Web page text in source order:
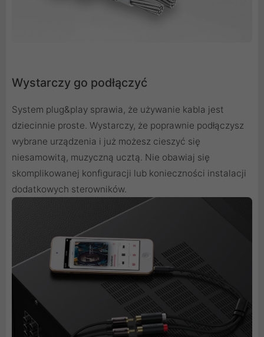
Wystarczy go podłączyć
System plug&play sprawia, że używanie kabla jest
dziecinnie proste. Wystarczy, że poprawnie podłączysz
wybrane urządzenia i już możesz cieszyć się
niesamowitą, muzyczną ucztą. Nie obawiaj się
skomplikowanej konfiguracji lub konieczności instalacji
dodatkowych sterowników.